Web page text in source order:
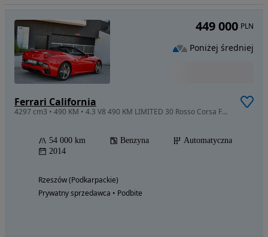
Ferrari California
4297 cm3 • 490 KM • 4.3 V8 490 KM LIMITED 30 Rosso Corsa F1 Bardzo Zadbana RZESZÓW !
54 000 km Benzyna
Automatyczna
2014
Rzeszów (Podkarpackie)
Prywatny sprzedawca • Podbite
449 000 PLN
Poniżej średniej